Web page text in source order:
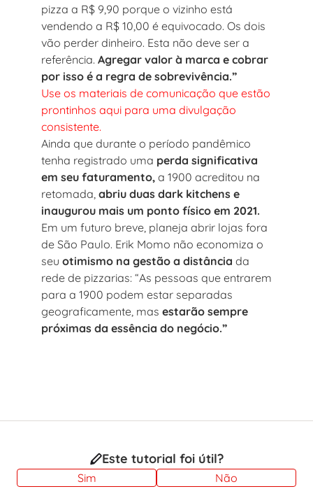
pizza a R$ 9,90 porque o vizinho está
vendendo a R$ 10,00 é equivocado. Os dois
vão perder dinheiro. Esta não deve ser a
referência. Agregar valor à marca e cobrar
por isso é a regra de sobrevivência.”
Use os materiais de comunicação que estão
prontinhos aqui para uma divulgação
consistente.
Ainda que durante o período pandêmico
tenha registrado uma perda significativa
em seu faturamento, a 1900 acreditou na
retomada, abriu duas dark kitchens e
inaugurou mais um ponto físico em 2021.
Em um futuro breve, planeja abrir lojas fora
de São Paulo. Erik Momo não economiza o
seu otimismo na gestão a distância da
rede de pizzarias: “As pessoas que entrarem
para a 1900 podem estar separadas
geograficamente, mas estarão sempre
próximas da essência do negócio.”
Este tutorial foi útil?
Sim Não